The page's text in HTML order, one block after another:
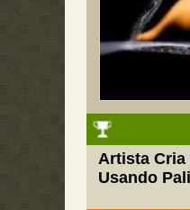
Artista Cria
Usando